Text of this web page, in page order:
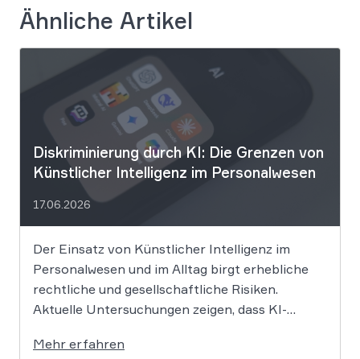
Ähnliche Artikel
Diskriminierung durch KI: Die Grenzen von
Künstlicher Intelligenz im Personalwesen
17.06.2026
Der Einsatz von Künstlicher Intelligenz im
Personalwesen und im Alltag birgt erhebliche
rechtliche und gesellschaftliche Risiken.
Aktuelle Untersuchungen zeigen, dass KI-
Bewerbungsprozessen systematisch rassistisch
Mehr erfahren